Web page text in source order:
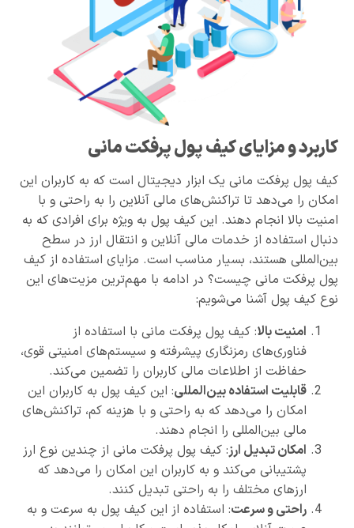
کاربرد و مزایای کیف پول پرفکت مانی
کیف پول پرفکت مانی یک ابزار دیجیتال است که به کاربران این
امکان را می‌دهد تا تراکنش‌های مالی آنلاین را به راحتی و با
امنیت بالا انجام دهند. این کیف پول به ویژه برای افرادی که به
دنبال استفاده از خدمات مالی آنلاین و انتقال ارز در سطح
بین‌المللی هستند، بسیار مناسب است. مزایای استفاده از کیف
پول پرفکت مانی چیست؟ در ادامه با مهم‌ترین مزیت‌های این
نوع کیف پول آشنا می‌شویم:
امنیت بالا: کیف پول پرفکت مانی با استفاده از
فناوری‌های رمزنگاری پیشرفته و سیستم‌های امنیتی قوی،
حفاظت از اطلاعات مالی کاربران را تضمین می‌کند.
قابلیت استفاده بین‌المللی: این کیف پول به کاربران این
امکان را می‌دهد که به راحتی و با هزینه کم، تراکنش‌های
مالی بین‌المللی را انجام دهند.
امکان تبدیل ارز: کیف پول پرفکت مانی از چندین نوع ارز
پشتیبانی می‌کند و به کاربران این امکان را می‌دهد که
ارزهای مختلف را به راحتی تبدیل کنند.
راحتی و سرعت: استفاده از این کیف پول به سرعت و به